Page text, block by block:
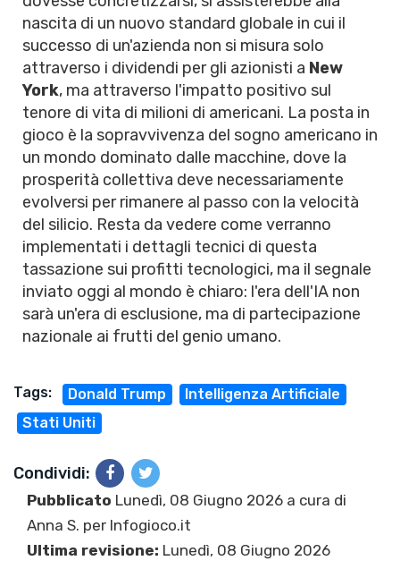
nascita di un nuovo standard globale in cui il
successo di un'azienda non si misura solo
attraverso i dividendi per gli azionisti a New
York, ma attraverso l'impatto positivo sul
tenore di vita di milioni di americani. La posta in
gioco è la sopravvivenza del sogno americano in
un mondo dominato dalle macchine, dove la
prosperità collettiva deve necessariamente
evolversi per rimanere al passo con la velocità
del silicio. Resta da vedere come verranno
implementati i dettagli tecnici di questa
tassazione sui profitti tecnologici, ma il segnale
inviato oggi al mondo è chiaro: l'era dell'IA non
sarà un'era di esclusione, ma di partecipazione
nazionale ai frutti del genio umano.
Tags: Donald Trump
Intelligenza Artificiale
Stati Uniti
Condividi:
Pubblicato Lunedì, 08 Giugno 2026 a cura di
Anna S. per Infogioco.it
Ultima revisione: Lunedì, 08 Giugno 2026